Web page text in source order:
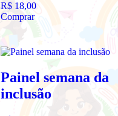
R$ 18,00
Comprar
Painel semana da
inclusão